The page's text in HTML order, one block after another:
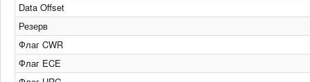
Data Offset
Резерв
Флаг CWR
Флаг ECE